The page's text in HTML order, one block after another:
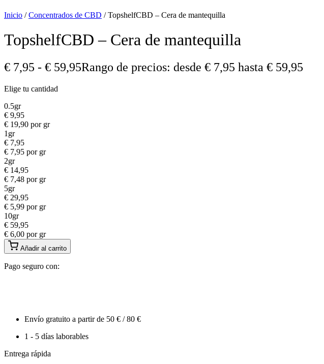
Inicio /Concentrados de CBD / TopshelfCBD – Cera de mantequilla
TopshelfCBD – Cera de mantequilla
€ 7,95 - € 59,95Rango de precios: desde € 7,95 hasta € 59,95
Elige tu cantidad
0.5gr
€ 9,95
€ 19,90 por gr
1gr
€ 7,95
€ 7,95 por gr
2gr
€ 14,95
€ 7,48 por gr
5gr
€ 29,95
€ 5,99 por gr
10gr
€ 59,95
€ 6,00 por gr
Añadir al carrito
Pago seguro con:
Envío gratuito a partir de 50 € / 80 €
1 - 5 días laborables
Entrega rápida